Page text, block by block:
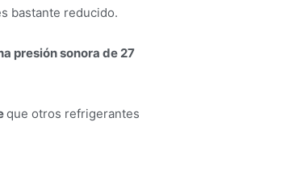
bastante reducido.
presión sonora de 27
que otros refrigerantes